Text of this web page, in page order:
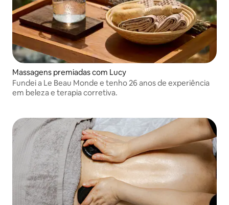
Massagens premiadas com Lucy
Fundei a Le Beau Monde e tenho 26 anos de experiência
em beleza e terapia corretiva.